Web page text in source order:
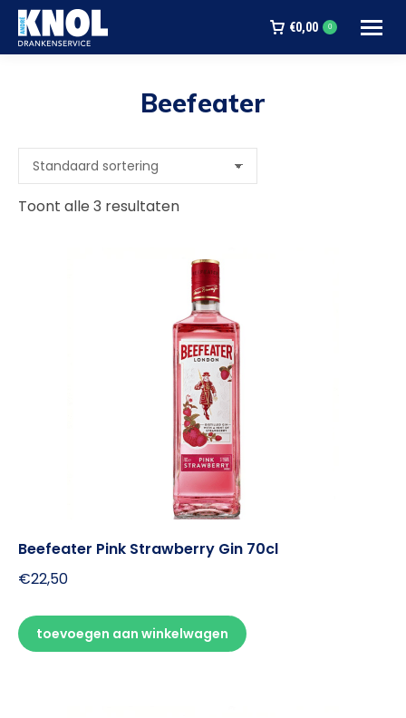
€0,00 0
Beefeater
Toont alle 3 resultaten
Beefeater Pink Strawberry Gin 70cl
€22,50
toevoegen aan winkelwagen